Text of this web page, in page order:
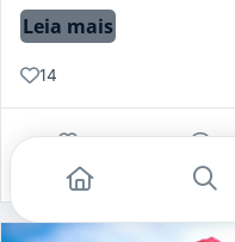
Leia mais
14
Gostei Comentar